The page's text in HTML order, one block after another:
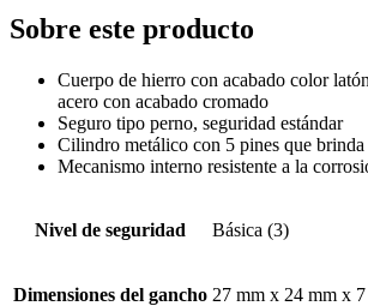
Sobre este producto
Cuerpo de hierro con acabado color
acero con acabado cromado
Seguro tipo perno, seguridad estándar
Cilindro metálico con 5 pines que brinda
Mecanismo interno resistente a la
Nivel de seguridad Básica (3)
Dimensiones del gancho 27 mm x 24 mm x